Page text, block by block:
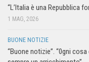
“L’Italia è una Repubblica
1 MAG, 2026
BUONE NOTIZIE
“Buone notizie”. “0gni